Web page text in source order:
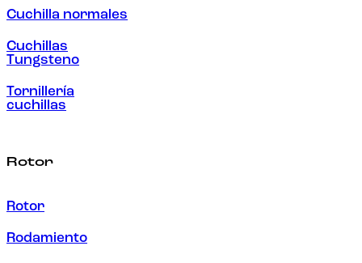
Cuchilla normales
Cuchillas
Tungsteno
Tornillería
cuchillas
Rotor
Rotor
Rodamiento